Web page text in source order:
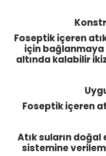
Foseptik içeren
için bağlanmaya
altında kalabilir
Foseptik içeren
Atık suların
sistemine